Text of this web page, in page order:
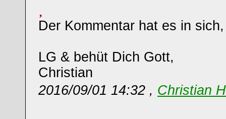
Der Kommentar hat es in
LG & behüt Dich Gott,
Christian
2016/09/01 14:32 , Christian